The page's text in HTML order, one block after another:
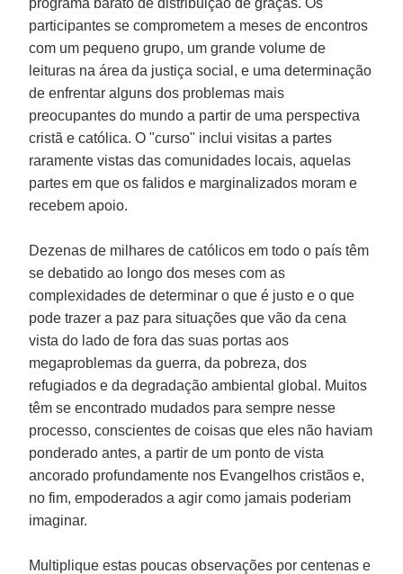
participantes se comprometem a meses de encontros
com um pequeno grupo, um grande volume de
leituras na área da justiça social, e uma determinação
de enfrentar alguns dos problemas mais
preocupantes do mundo a partir de uma perspectiva
cristã e católica. O "curso" inclui visitas a partes
raramente vistas das comunidades locais, aquelas
partes em que os falidos e marginalizados moram e
recebem apoio.
Dezenas de milhares de católicos em todo o país têm
se debatido ao longo dos meses com as
complexidades de determinar o que é justo e o que
pode trazer a paz para situações que vão da cena
vista do lado de fora das suas portas aos
megaproblemas da guerra, da pobreza, dos
refugiados e da degradação ambiental global. Muitos
têm se encontrado mudados para sempre nesse
processo, conscientes de coisas que eles não haviam
ponderado antes, a partir de um ponto de vista
ancorado profundamente nos Evangelhos cristãos e,
no fim, empoderados a agir como jamais poderiam
imaginar.
Multiplique estas poucas observações por centenas e